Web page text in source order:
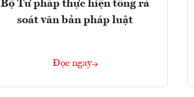
Bộ Tư pháp thực hiện tổng rà
soát văn bản pháp luật
Đọc ngay